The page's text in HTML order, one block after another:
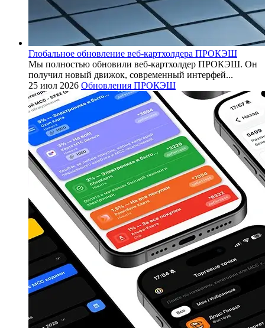
Глобальное обновление веб-картхолдера ПРОКЭШ
Мы полностью обновили веб-картхолдер ПРОКЭШ. Он
получил новый движок, современный интерфей...
25 июл 2026 Обновления ПРОКЭШ